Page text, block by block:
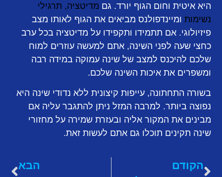
היא איטית וחום הגוף יורד. גם מדיטציה, תרגילי
נשימות ומיינדפולנס מביאים את הגוף לאותו מצב
פיזיולוגי. אם תתמידו ותקפידו על מדיטציה בכל ערב
כחצי שעה לפני השינה, אתם למעשה עוזרים למוח
שלכם להיכנס למצב של שינה עמוקה במידה רבה
ומשפרים את איכות השינה שלכם.
בשורה התחתונה, עייפות קיצונית ללא נדודי שינה היא
נפוצה ביותר. למרבה המזל ניתן להתגבר עליה אם
מבינים את המקור אליה ובעזרת שמירה על מחזורי
שינה תקינים תוכלו גם אתם לעשות זאת.
הקודם הבא